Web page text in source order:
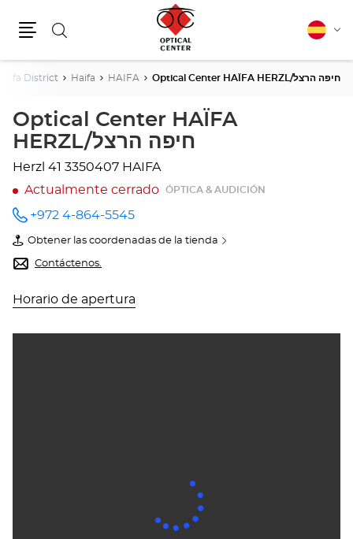
Buscar Español
District Haifa HAIFA Optical Center HAÏFA HERZL/חיפה הרצל
Optical Center HAÏFA
HERZL/חיפה הרצל
Herzl 41 3350407 HAIFA
Actualmente cerrado
ÓPTICA & AUDICIÓN
número
de
teléfono
+972 4-864-5545
Obtener las coordenadas de la tienda
de
Optical
Center
HERZL/חיפה
הרצל
Contáctenos.
Horario de apertura